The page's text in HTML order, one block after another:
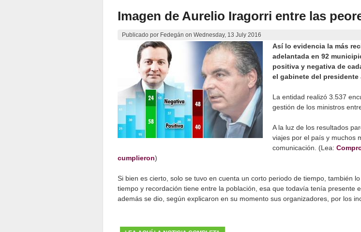
Imagen de Aurelio Iragorri entre las
Publicado por Fedegán onWednesday, 13 July 2016
Así lo evidencia la más
adelantada en 92
positiva y negativa de
el gabinete del presidente
La entidad realizó 3.537
gestión de los ministros
A la luz de los resultados
viajes por el país y muchos
comunicación. (Lea:
cumplieron)
Si bien es cierto, solo se tuvo en cuenta un corto periodo de tiempo, también
tiempo y recordación tiene entre la población, esa que todavía tenía presente
además se dio, según explicaron en su momento sus organizadores, por los